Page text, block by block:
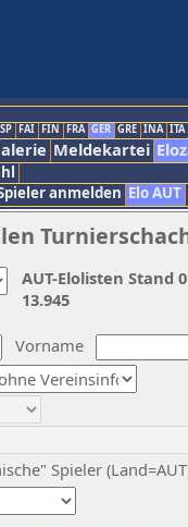
FAI FIN FRA GER GRE INA ITA
Meldekartei
anmelden Elo AUT
Vorname
Spieler
AUT-Elolisten Stand
13.945